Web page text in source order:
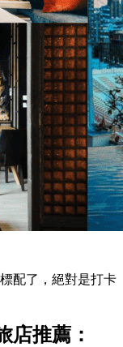
配了，絕對是打卡
店推薦：